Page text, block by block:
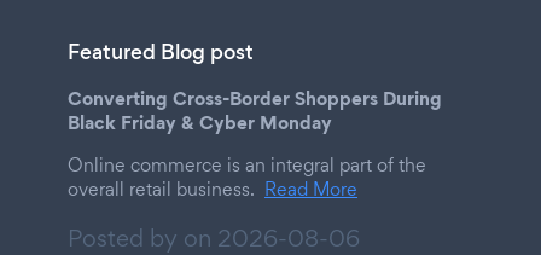
Featured Blog post
Converting Cross-Border Shoppers During
Black Friday & Cyber Monday
Online commerce is an integral part of the
overall retail business. Read More
Posted by on 2026-08-06